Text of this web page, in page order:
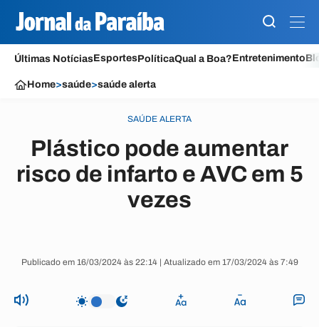
Últimas NotíciasEsportesPolíticaQual a Boa?Entretenimento
Home>saúde>saúde alerta
SAÚDE ALERTA
Plástico pode aumentar
risco de infarto e AVC em 5
vezes
Publicado em 16/03/2024 às 22:14 | Atualizado em 17/03/2024 às 7:49